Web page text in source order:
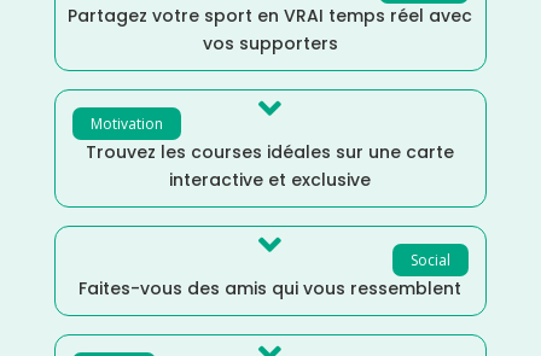
Partagez votre sport en VRAI temps réel avec
vos supporters
Motivation 
Trouvez les courses idéales sur une carte
interactive et exclusive
Social

Faites-vous des amis qui vous ressemblent